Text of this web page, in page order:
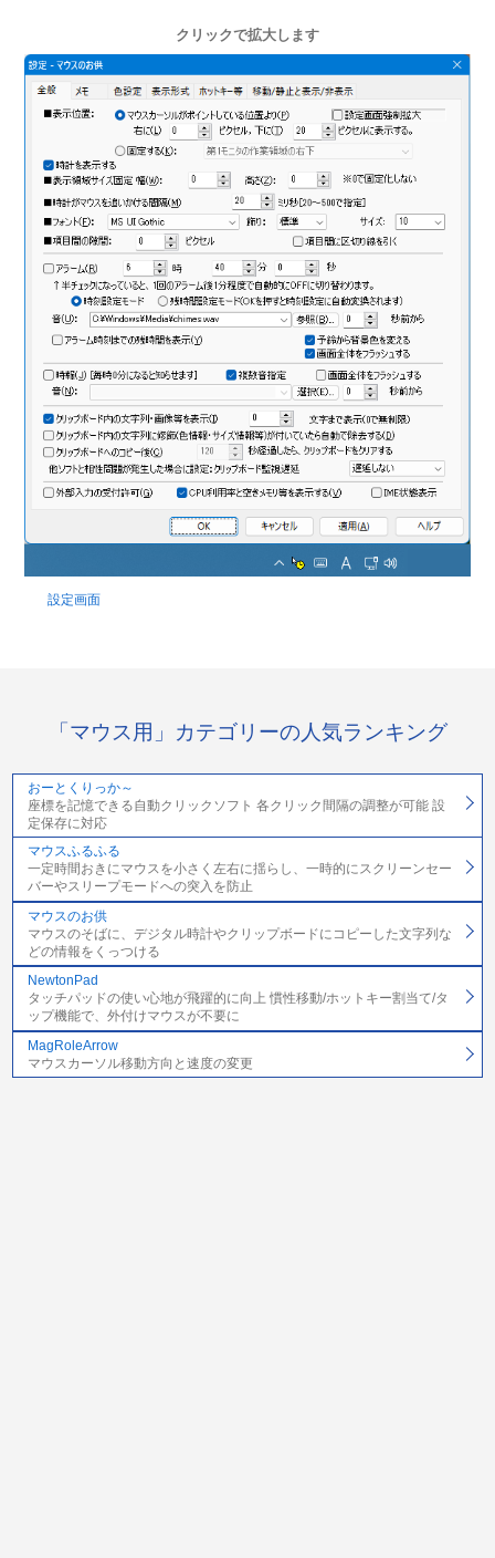
クリックで拡大します
設定画面
「マウス用」カテゴリーの人気ランキング
おーとくりっか～
座標を記憶できる自動クリックソフト 各クリック間隔の調整が可能 設
定保存に対応
マウスふるふる
一定時間おきにマウスを小さく左右に揺らし、一時的にスクリーンセー
バーやスリープモードへの突入を防止
マウスのお供
マウスのそばに、デジタル時計やクリップボードにコピーした文字列な
どの情報をくっつける
NewtonPad
タッチパッドの使い心地が飛躍的に向上 慣性移動/ホットキー割当て/タ
ップ機能で、外付けマウスが不要に
MagRoleArrow
マウスカーソル移動方向と速度の変更